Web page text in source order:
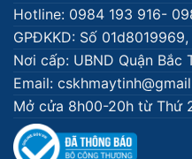
Hotline: 0984 193 916-
GPĐKKD: Số
Nơi cấp: UBND Quận Bắc
Email:
Mở cửa 8h00-20h từ Thứ